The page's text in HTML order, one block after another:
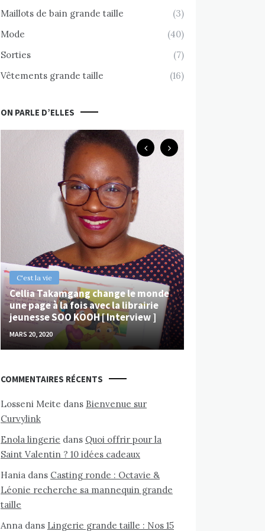
Maillots de bain grande taille
(3)
Mode
(40)
Sorties
(7)
Vêtements grande taille
(16)
ON PARLE D’ELLES
C'est la vie
Cellia Takamgang change le monde
une page à la fois avec la librairie
jeunesse SOO KOOH [ Interview ]
MARS 20, 2020
COMMENTAIRES RÉCENTS
Losseni Meite dans Bienvenue sur
Curvylink
Enola lingerie dans Quoi offrir pour la
Saint Valentin ? 10 idées cadeaux
Hania dans Casting ronde : Octavie &
Léonie recherche sa mannequin grande
taille
Anna dans Lingerie grande taille : Nos 15